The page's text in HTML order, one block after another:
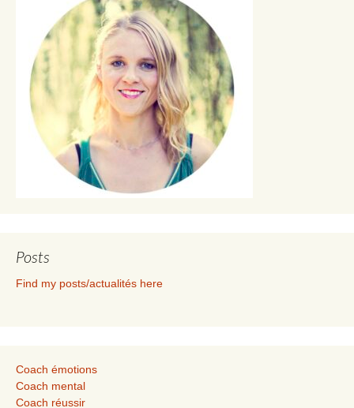
Posts
Find my posts/actualités here
Coach émotions
Coach mental
Coach réussir